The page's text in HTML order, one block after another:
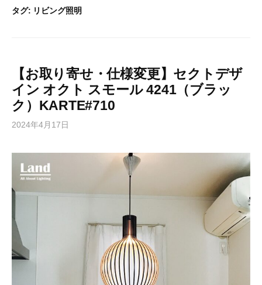
タグ: リビング照明
【お取り寄せ・仕様変更】セクトデザ
イン オクト スモール 4241（ブラッ
ク）KARTE#710
2024年4月17日